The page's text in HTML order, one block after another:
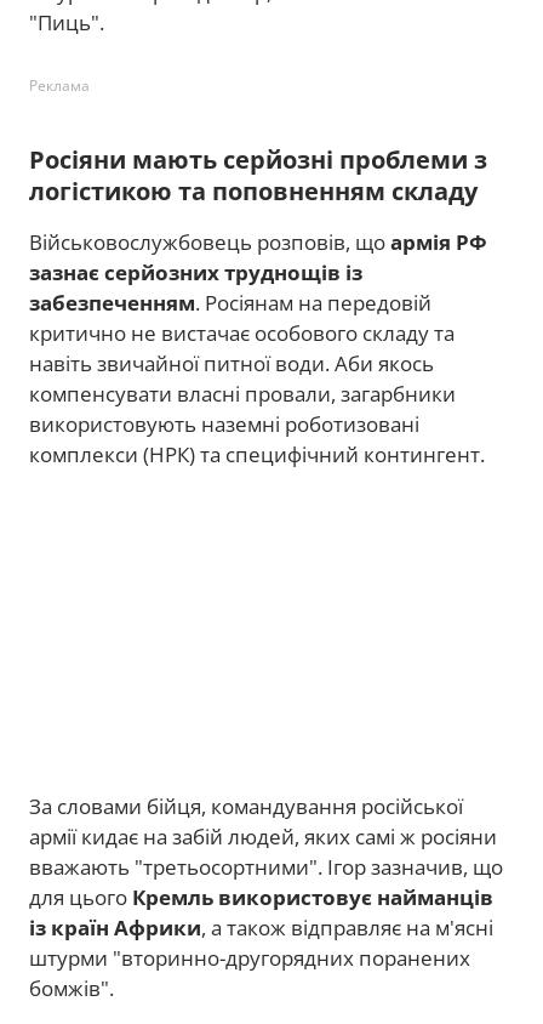
"Пиць".
Реклама
Росіяни мають серйозні проблеми з
логістикою та поповненням складу
Військовослужбовець розповів, щоармія РФ
зазнає серйозних труднощів із
забезпеченням. Росіянам на передовій
критично не вистачає особового складу та
навіть звичайної питної води. Аби якось
компенсувати власні провали, загарбники
використовують наземні роботизовані
комплекси (НРК) та специфічний контингент.
За словами бійця, командування російської
армії кидає на забій людей, яких самі ж росіяни
вважають "третьосортними". Ігор зазначив, що
для цього Кремль використовує найманців
із країн Африки, а також відправляє на м'ясні
штурми "вторинно-другорядних поранених
бомжів".